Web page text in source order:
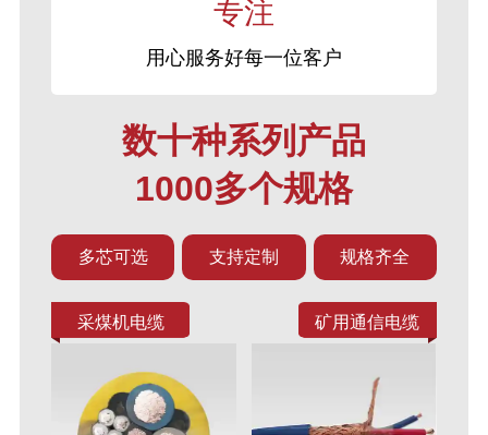
专注
用心服务好每一位客户
数十种系列产品
1000多个规格
多芯可选 支持定制 规格齐全
采煤机电缆 矿用通信电缆